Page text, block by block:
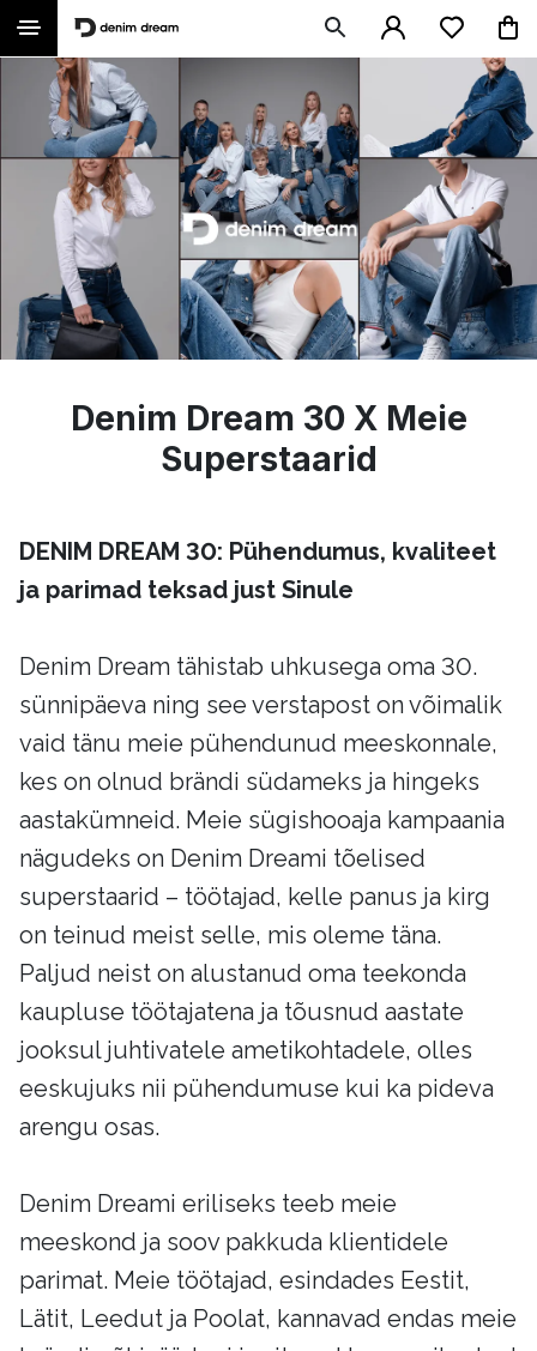
Denim Dream 30 X Meie
Superstaarid
DENIM DREAM 30: Pühendumus, kvaliteet
ja parimad teksad just Sinule
Denim Dream tähistab uhkusega oma 30.
sünnipäeva ning see verstapost on võimalik
vaid tänu meie pühendunud meeskonnale,
kes on olnud brändi südameks ja hingeks
aastakümneid. Meie sügishooaja kampaania
nägudeks on Denim Dreami tõelised
superstaarid – töötajad, kelle panus ja kirg
on teinud meist selle, mis oleme täna.
Paljud neist on alustanud oma teekonda
kaupluse töötajatena ja tõusnud aastate
jooksul juhtivatele ametikohtadele, olles
eeskujuks nii pühendumuse kui ka pideva
arengu osas.
Denim Dreami eriliseks teeb meie
meeskond ja soov pakkuda klientidele
parimat. Meie töötajad, esindades Eestit,
Lätit, Leedut ja Poolat, kannavad endas meie